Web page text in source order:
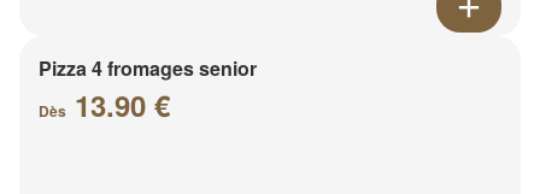
Pizza 4 fromages senior
Dès 13.90 €